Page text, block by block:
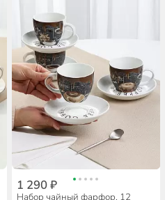
1 290 ₽
Набор чайный фарфор, 12